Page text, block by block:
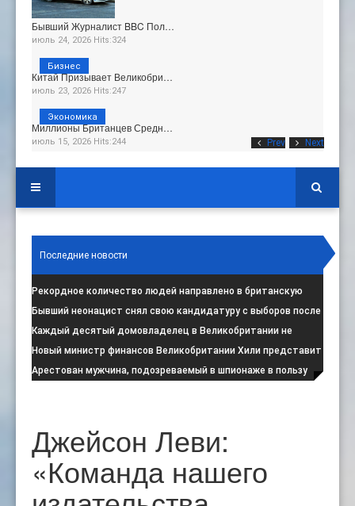
Prev Next
Бывший Журналист BBC Пол…
июль 24, 2026 Hits:324
Китай Призывает Великобри…
июль 23, 2026 Hits:247
Бизнес
Миллионы Британцев Средн…
июль 15, 2026 Hits:244
Экономика
Последние новости
Рекордное количество людей направлено в британскую
программу по борьбе с радикал:
Бывший неонацист снял свою кандидатуру с выборов после
негативной реакции общест:
Каждый десятый домовладелец в Великобритании не
намерен соблюдать запрет на испо:
Новый министр финансов Великобритании Хили представит
свой первый бюджет 28 октя:
Арестован мужчина, подозреваемый в шпионаже в пользу
Джейсон Леви:
«Команда нашего